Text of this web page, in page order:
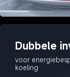
Dubbele
voor
koeling